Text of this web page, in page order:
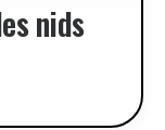
nids